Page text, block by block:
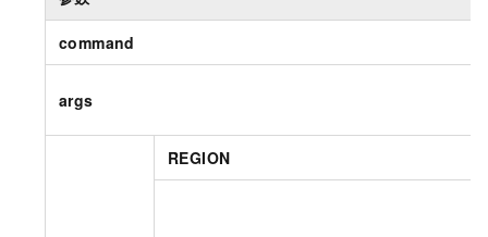
command
args
REGION